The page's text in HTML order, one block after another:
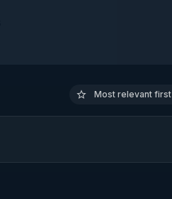
Most relevant first